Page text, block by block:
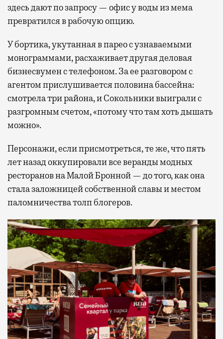
здесь дают по запросу — офис у воды из мема
превратился в рабочую опцию.
У бортика, укутанная в парео с узнаваемыми
монограммами, расхаживает другая деловая
бизнесвумен с телефоном. За ее разговором с
агентом прислушивается половина бассейна:
смотрела три района, и Сокольники выиграли с
разгромным счетом, «потому что там хоть дышать
можно».
Персонажи, если присмотреться, те же, что пять
лет назад оккупировали все веранды модных
ресторанов на Малой Бронной — до того, как она
стала заложницей собственной славы и местом
паломничества толп блогеров.